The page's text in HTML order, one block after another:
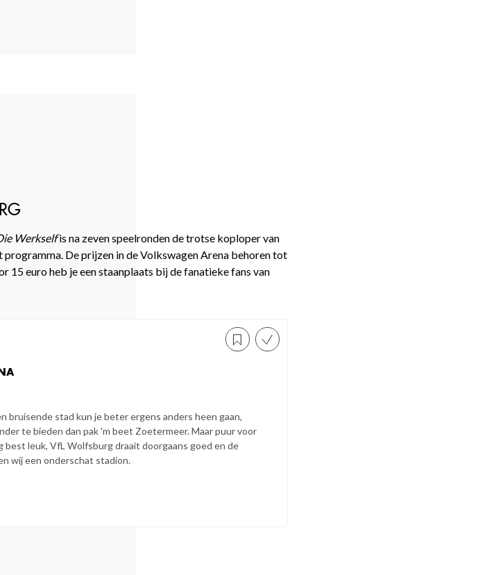
Werkselfis na zeven speelronden de trotse koploper van
De prijzen in de Volkswagen Arena behoren tot
15 euro heb je een staanplaats bij de fanatieke fans van
bruisende stad kun je beter ergens anders heen gaan,
te bieden dan pak 'm beet Zoetermeer. Maar puur voor
leuk, VfL Wolfsburg draait doorgaans goed en de
wij een onderschat stadion.